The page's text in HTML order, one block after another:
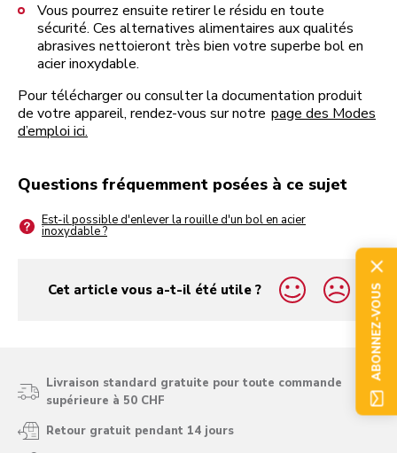
Vous pourrez ensuite retirer le résidu en toute
sécurité. Ces alternatives alimentaires aux qualités
abrasives nettoieront très bien votre superbe bol en
acier inoxydable.
Pour télécharger ou consulter la documentation produit
de votre appareil, rendez-vous sur notre page des Modes
d’emploi ici.
Questions fréquemment posées à ce sujet
Est-il possible d'enlever la rouille d'un bol en acier
inoxydable ?
Cet article vous a-t-il été utile ?
yes
no
Livraison standard gratuite pour toute commande
supérieure à 50 CHF
Retour gratuit pendant 14 jours
ABONNEZ-VOUS